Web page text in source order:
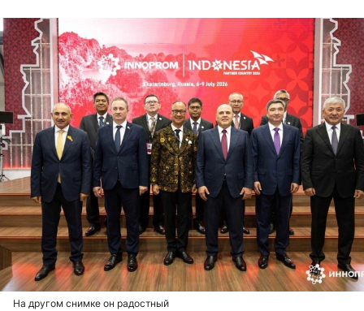
На другом снимке он радостный